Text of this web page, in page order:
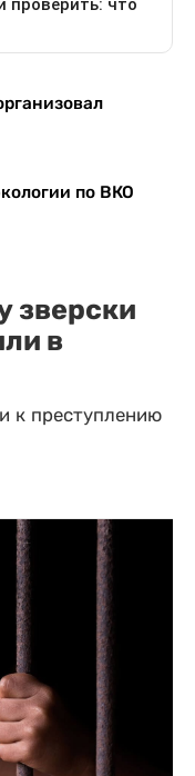
по ВКО
зверски
в
к преступлению